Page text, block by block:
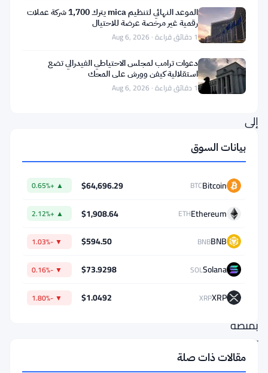
سعر
Siren
(SIREN)
بنسبة
27.28%
إلى
$1.04،
متصدرًا
قائمة
العملات
الرابحة
وفقًا
لبيانات
CoinGecko.
يُعرف
المشروع
بمنصة
تداول
الخيارات
الموعد النهائي لتنظيم mica يترك 1,700 شركة عملات
رقمية غير مرخصة عرضة للاحتيال
1 دقائق قراءة · Aug 6, 2026
دعوات ترامب لمجلس الاحتياطي الفيدرالي تضع
استقلالية كيفن وورش على المحك
1 دقائق قراءة · Aug 6, 2026
بيانات السوق
Bitcoin
BTC
$64,696.29
▲ +0.65%
Ethereum
ETH
$1,908.64
▲ +2.12%
BNB
BNB
$594.50
▼ -1.03%
Solana
SOL
$73.9298
▼ -0.16%
XRP
XRP
$1.0492
▼ -1.80%
مقالات ذات صلة